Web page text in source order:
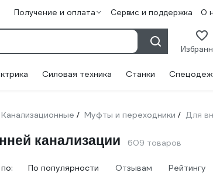
Получение и оплата Сервис и поддержка О
Силовая техника Станки
Канализационные / Муфты и переходники / Для
канализации 609 товаров
По популярности Отзывам Рейтингу